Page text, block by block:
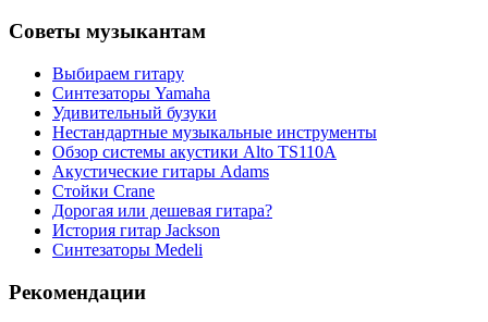
Советы музыкантам
Выбираем гитару
Синтезаторы Yamaha
Удивительный бузуки
Нестандартные музыкальные инструменты
Обзор системы акустики Alto TS110A
Акустические гитары Adams
Стойки Crane
Дорогая или дешевая гитара?
История гитар Jackson
Синтезаторы Мedeli
Рекомендации